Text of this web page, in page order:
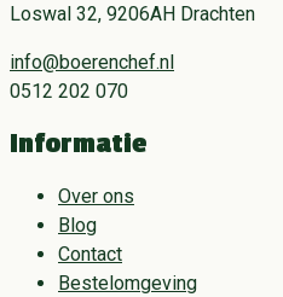
Loswal 32, 9206AH Drachten
info@boerenchef.nl
0512 202 070
Informatie
Over ons
Blog
Contact
Bestelomgeving